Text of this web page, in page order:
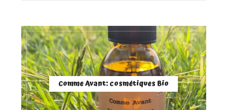
Comme Avant: cosmétiques Bio